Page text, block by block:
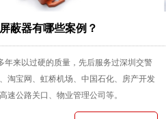
蔽器有哪些案例？
年来以过硬的质量，先后服务过深圳交警
淘宝网、虹桥机场、中国石化、房产开发
速公路关口、物业管理公司等。